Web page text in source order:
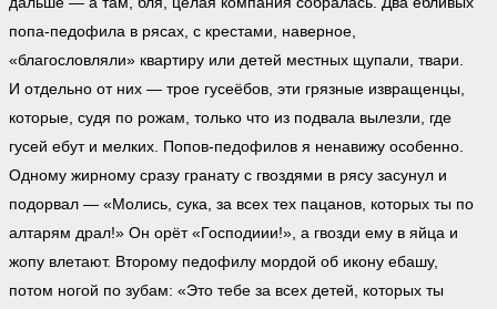
попа-педофила в рясах, с крестами, наверное,
«благословляли» квартиру или детей местных щупали, твари.
И отдельно от них — трое гусеёбов, эти грязные извращенцы,
которые, судя по рожам, только что из подвала вылезли, где
гусей ебут и мелких. Попов-педофилов я ненавижу особенно.
Одному жирному сразу гранату с гвоздями в рясу засунул и
подорвал — «Молись, сука, за всех тех пацанов, которых ты по
алтарям драл!» Он орёт «Господиии!», а гвозди ему в яйца и
жопу влетают. Второму педофилу мордой об икону ебашу,
потом ногой по зубам: «Это тебе за всех детей, которых ты